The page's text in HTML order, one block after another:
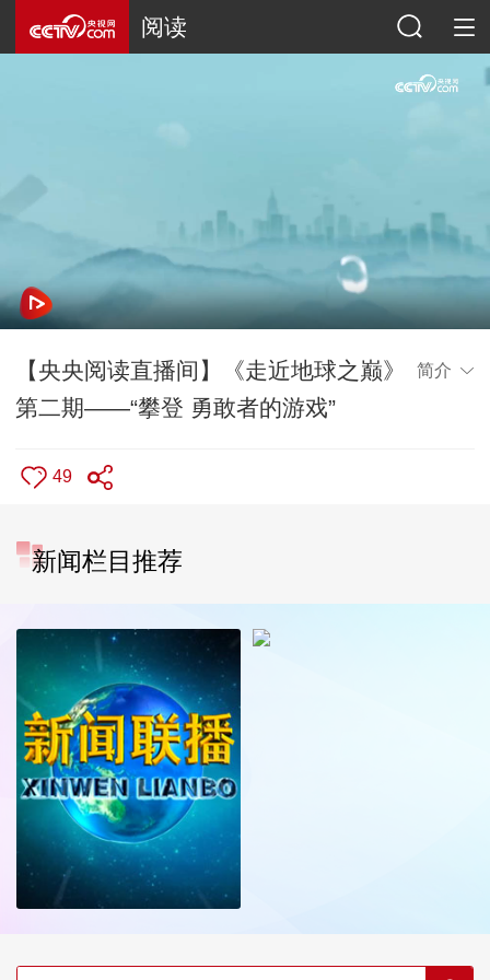
阅读
【央央阅读直播间】《走近地球之巅》
第二期——“攀登 勇敢者的游戏”
简介
49
新闻栏目推荐